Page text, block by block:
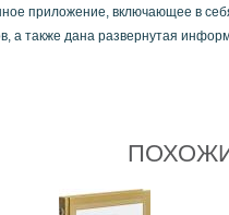
приложение, включающее в
а также дана развернутая